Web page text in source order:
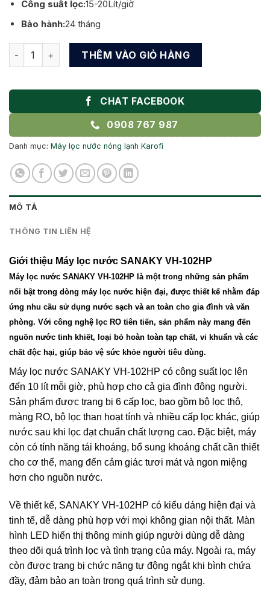
Công suất lọc:15-20Lít/giờ
Bảo hành:24 tháng
Máy lọc nước SANAKY VH-102HP số lượng
THÊM VÀO GIỎ HÀNG
CHAT FACEBOOK
0908 767 987
Danh mục: Máy lọc nước nóng lạnh Karofi
MÔ TẢ
THÔNG TIN LIÊN HỆ
Giới thiệu Máy lọc nước SANAKY VH-102HP
Máy lọc nước SANAKY VH-102HP là một trong những sản phẩm
nổi bật trong dòng máy lọc nước hiện đại, được thiết kế nhằm đáp
ứng nhu cầu sử dụng nước sạch và an toàn cho gia đình và văn
phòng. Với công nghệ lọc RO tiên tiến, sản phẩm này mang đến
nguồn nước tinh khiết, loại bỏ hoàn toàn tạp chất, vi khuẩn và các
chất độc hại, giúp bảo vệ sức khỏe người tiêu dùng.
Máy lọc nước SANAKY VH-102HP có công suất lọc lên
đến 10 lít mỗi giờ, phù hợp cho cả gia đình đông người.
Sản phẩm được trang bị 6 cấp lọc, bao gồm bộ lọc thô,
màng RO, bộ lọc than hoạt tính và nhiều cấp lọc khác, giúp
nước sau khi lọc đạt chuẩn chất lượng cao. Đặc biệt, máy
còn có tính năng tái khoáng, bổ sung khoáng chất cần thiết
cho cơ thể, mang đến cảm giác tươi mát và ngon miệng
hơn cho nguồn nước.
Về thiết kế, SANAKY VH-102HP có kiểu dáng hiện đại và
tinh tế, dễ dàng phù hợp với mọi không gian nội thất. Màn
hình LED hiển thị thông minh giúp người dùng dễ dàng
theo dõi quá trình lọc và tình trạng của máy. Ngoài ra, máy
còn được trang bị chức năng tự động ngắt khi bình chứa
đầy, đảm bảo an toàn trong quá trình sử dụng.